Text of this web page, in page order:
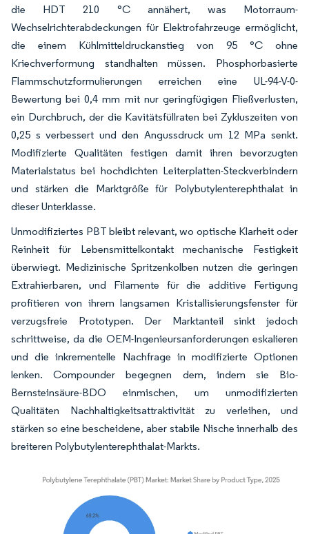
die HDT 210 °C annähert, was Motorraum-
Wechselrichterabdeckungen für Elektrofahrzeuge ermöglicht,
die einem Kühlmitteldruckanstieg von 95 °C ohne
Kriechverformung standhalten müssen. Phosphorbasierte
Flammschutzformulierungen erreichen eine UL-94-V-0-
Bewertung bei 0,4 mm mit nur geringfügigen Fließverlusten,
ein Durchbruch, der die Kavitätsfüllraten bei Zykluszeiten von
0,25 s verbessert und den Angussdruck um 12 MPa senkt.
Modifizierte Qualitäten festigen damit ihren bevorzugten
Materialstatus bei hochdichten Leiterplatten-Steckverbindern
und stärken die Marktgröße für Polybutylenterephthalat in
dieser Unterklasse.
Unmodifiziertes PBT bleibt relevant, wo optische Klarheit oder
Reinheit für Lebensmittelkontakt mechanische Festigkeit
überwiegt. Medizinische Spritzenkolben nutzen die geringen
Extrahierbaren, und Filamente für die additive Fertigung
profitieren von ihrem langsamen Kristallisierungsfenster für
verzugsfreie Prototypen. Der Marktanteil sinkt jedoch
schrittweise, da die OEM-Ingenieursanforderungen eskalieren
und die inkrementelle Nachfrage in modifizierte Optionen
lenken. Compounder begegnen dem, indem sie Bio-
Bernsteinsäure-BDO einmischen, um unmodifizierten
Qualitäten Nachhaltigkeitsattraktivität zu verleihen, und
stärken so eine bescheidene, aber stabile Nische innerhalb des
breiteren Polybutylenterephthalat-Markts.